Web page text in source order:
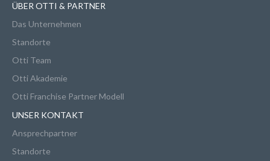
ÜBER OTTI & PARTNER
Das Unternehmen
Standorte
Otti Team
Otti Akademie
Otti Franchise Partner Modell
UNSER KONTAKT
Ansprechpartner
Standorte